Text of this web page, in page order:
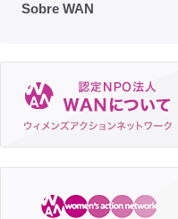
Sobre WAN